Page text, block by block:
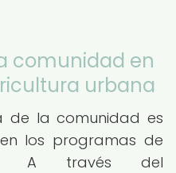
comunidad en
urbana
de la comunidad es
los programas de
A través del